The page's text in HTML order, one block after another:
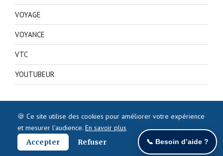
VOYAGE
VOYANCE
VTC
YOUTUBEUR
🍪 Ce site utilise des cookies pour améliorer votre expérience
et mesurer l’audience. En savoir plus
Accepter
Refuser 📞 Besoin d’aide ?